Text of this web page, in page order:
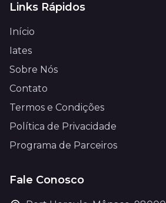
Links Rápidos
Início
Iates
Sobre Nós
Contato
Termos e Condições
Política de Privacidade
Programa de Parceiros
Fale Conosco